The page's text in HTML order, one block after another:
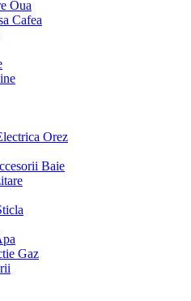
Oua
Cafea
Orez
Baie
Gaz